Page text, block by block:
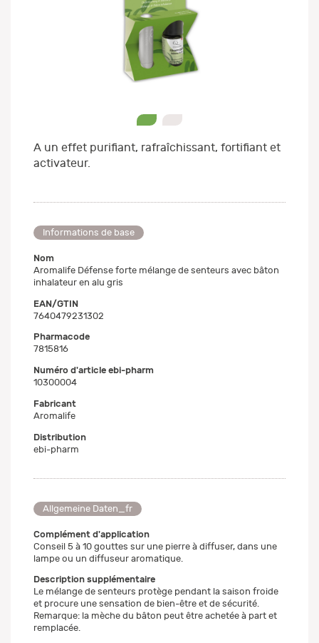
A un effet purifiant, rafraîchissant, fortifiant et
activateur.
Informations de base
Nom
Aromalife Défense forte mélange de senteurs avec bâton
inhalateur en alu gris
EAN/GTIN
7640479231302
Pharmacode
7815816
Numéro d'article ebi-pharm
10300004
Fabricant
Aromalife
Distribution
ebi-pharm
Allgemeine Daten_fr
Complément d'application
Conseil 5 à 10 gouttes sur une pierre à diffuser, dans une
lampe ou un diffuseur aromatique.
Description supplémentaire
Le mélange de senteurs protège pendant la saison froide
et procure une sensation de bien-être et de sécurité.
Remarque: la mèche du bâton peut être achetée à part et
remplacée.